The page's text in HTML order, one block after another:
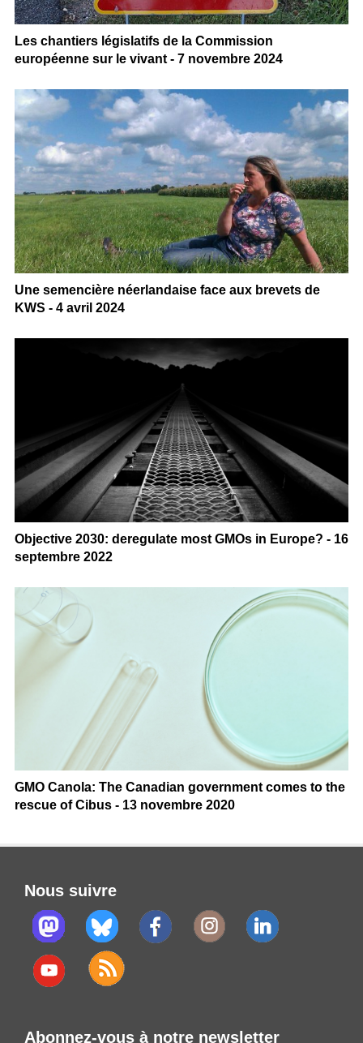
Les chantiers législatifs de la Commission
européenne sur le vivant - 7 novembre 2024
Une semencière néerlandaise face aux brevets de
KWS - 4 avril 2024
Objective 2030: deregulate most GMOs in Europe? - 16
septembre 2022
GMO Canola: The Canadian government comes to the
rescue of Cibus - 13 novembre 2020
Nous suivre
Abonnez-vous à notre newsletter